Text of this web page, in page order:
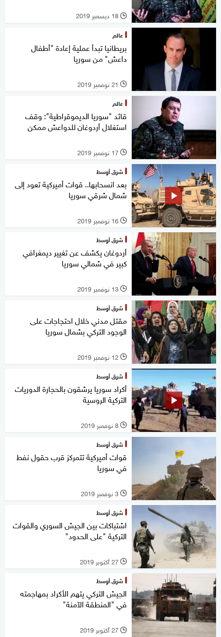
l 18 ديسمبر 2019
عالم
بريطانيا تبدأ عملية إعادة "أطفال
داعش" من سوريا
l 21 نوفمبر 2019
عالم
قائد "سوريا الديموقراطية": وقف
استغلال أردوغان للدواعش ممكن
l 17 نوفمبر 2019
شرق أوسط
بعد انسحابها.. قوات أميركية تعود إلى
شمال شرقي سوريا
l 16 نوفمبر 2019
شرق أوسط
أردوغان يكشف عن تغيير ديمغرافي
كبير في شمالي سوريا
l 13 نوفمبر 2019
شرق أوسط
مقتل مدني خلال احتجاجات على
الوجود التركي بشمال سوريا
l 12 نوفمبر 2019
شرق أوسط
أكراد سوريا يرشقون بالحجارة الدوريات
التركية الروسية
l 8 نوفمبر 2019
شرق أوسط
قوات أميركية تتمركز قرب حقول نفط
في سوريا
l 3 نوفمبر 2019
شرق أوسط
اشتباكات بين الجيش السوري والقوات
التركية "على الحدود"
l 27 أكتوبر 2019
شرق أوسط
الجيش التركي يتهم الأكراد بمهاجمته
في "المنطقة الآمنة"
l 27 أكتوبر 2019